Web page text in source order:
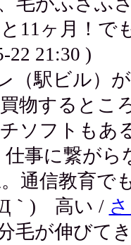
11ヶ月！
22 21:30 )
（駅ビル）
物するとこ
ソフトも
仕事に繋が
通信教育で
｀) 高い /
毛が伸びて